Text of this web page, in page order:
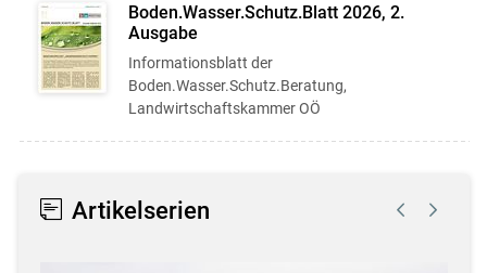
Boden.Wasser.Schutz.Blatt 2026, 2.
Ausgabe
Informationsblatt der
Boden.Wasser.Schutz.Beratung,
Landwirtschaftskammer OÖ
Artikelserien